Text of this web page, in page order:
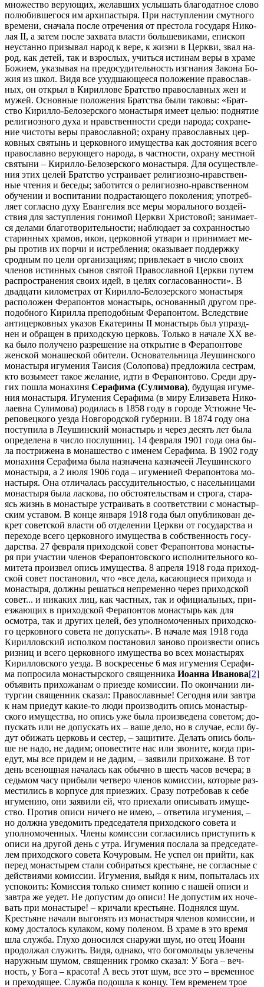
Се­ра­фи­ма (Су­ли­мо­ва), бу­ду­щая игу­ме­
ния мо­на­сты­ря. Игу­ме­ния Се­ра­фи­ма (в ми­ру Ели­за­ве­та Ни­ко­
ла­ев­на Су­ли­мо­ва) ро­ди­лась в 1858 го­ду в го­ро­де Устюжне Че­
ре­по­вец­ко­го уез­да Нов­го­род­ской гу­бер­нии. В 1874 го­ду она
по­сту­пи­ла в Ле­у­шин­ский мо­на­стырь и через де­сять лет бы­ла
опре­де­ле­на в чис­ло по­слуш­ниц. 14 фев­ра­ля 1901 го­да она бы­
ла по­стри­же­на в мо­на­ше­ство с име­нем Се­ра­фи­ма. В 1902 го­ду
мо­на­хи­ня Се­ра­фи­ма бы­ла на­зна­че­на каз­на­че­ей Ле­у­шин­ско­го
мо­на­сты­ря, а 2 июля 1906 го­да – игу­ме­ни­ей Фе­ра­пон­то­ва мо­
на­сты­ря. Она от­ли­ча­лась рас­су­ди­тель­но­стью, с на­сель­ни­ца­ми
мо­на­сты­ря бы­ла лас­ко­ва, по об­сто­я­тель­ствам и стро­га, ста­ра­
ясь жизнь в мо­на­сты­ре устра­и­вать в со­от­вет­ствии с мо­на­стыр­
ским уста­вом. В кон­це ян­ва­ря 1918 го­да был опуб­ли­ко­ван де­
крет со­вет­ской вла­сти об от­де­ле­нии Церк­ви от го­су­дар­ства и
пе­ре­хо­де все­го цер­ков­но­го иму­ще­ства в соб­ствен­ность го­су­
дар­ства. 27 фев­ра­ля при­ход­ской со­вет Фе­ра­пон­то­ва мо­на­сты­
ря при уча­стии чле­нов Фе­ра­пон­тов­ско­го ис­пол­ни­тель­но­го ко­
ми­те­та про­из­вел опись иму­ще­ства. 8 ап­ре­ля 1918 го­да при­ход­
ской со­вет по­ста­но­вил, что «все де­ла, ка­са­ю­щи­е­ся при­хо­да и
мо­на­сты­ря, долж­ны ре­шать­ся непре­мен­но через при­ход­ской
со­вет... и ни­ка­ких лиц, как част­ных, так и офи­ци­аль­ных, при­
ез­жа­ю­щих в при­ход­ской Фе­ра­пон­тов мо­на­стырь как для
осмот­ра, так и дру­гих це­лей, без упол­но­мо­чен­ных при­ход­ско­
го цер­ков­но­го со­ве­та не до­пус­кать». В на­ча­ле мая 1918 го­да
Ки­рил­лов­ский ис­пол­ком по­ста­но­вил за­но­во про­из­ве­сти опись
риз­ниц и все­го цер­ков­но­го иму­ще­ства во всех мо­на­сты­рях
Ки­рил­лов­ско­го уез­да. В вос­кре­се­нье 6 мая игу­ме­ния Се­ра­фи­
ма по­про­си­ла мо­на­стыр­ско­го свя­щен­ни­ка Иоан­на Ива­но­ва[2]
объ­явить при­хо­жа­нам о при­ез­де ко­мис­сии. По окон­ча­нии ли­
тур­гии свя­щен­ник ска­зал: Пра­во­слав­ные! Се­го­дня или зав­тра
к нам при­едут ка­кие-то лю­ди про­из­во­дить опись мо­на­стыр­
ско­го иму­ще­ства, но опись уже бы­ла про­из­ве­де­на со­ве­том; до­
пус­кать или не до­пус­кать их – ва­ше де­ло, но в слу­чае, ес­ли бу­
дут оби­жать цер­ковь и се­стер, – за­щи­ти­те. Де­лать опись боль­
ше не на­до, не да­дим; опо­ве­сти­те нас или зво­ни­те, ко­гда при­
едут, мы все при­дем и не да­дим, – за­яви­ли при­хо­жане. В тот
день все­нощ­ная на­ча­лась как обыч­но в шесть ча­сов ве­че­ра; в
седь­мом ча­су при­бы­ли чет­ве­ро чле­нов ко­мис­сии, ко­то­рые раз­
ме­сти­лись в кор­пу­се для при­ез­жих. Сра­зу по­тре­бо­вав к се­бе
игу­ме­нию, они за­яви­ли ей, что при­е­ха­ли опи­сы­вать иму­ще­
ство. Про­тив опи­си ни­че­го не имею, – от­ве­ти­ла игу­ме­ния, –
но долж­на уве­до­мить пред­се­да­те­ля при­ход­ско­го со­ве­та и
упол­но­мо­чен­ных. Чле­ны ко­мис­сии со­гла­си­лись при­сту­пить к
опи­си на дру­гой день с утра. Игу­ме­ния по­сла­ла за пред­се­да­те­
лем при­ход­ско­го со­ве­та Ко­чу­ро­вым. Не успел он прий­ти, как
пе­ред мо­на­сты­рем ста­ли со­би­рать­ся кре­стьяне, не со­глас­ные с
дей­стви­я­ми ко­мис­сии. Игу­ме­ния, вый­дя к ним, по­пы­та­лась их
успо­ко­ить: Ко­мис­сия толь­ко сни­мет ко­пию с на­шей опи­си и
зав­тра же уедет. Не до­пу­стим до опи­си! Не до­пу­стим их но­че­
вать при мо­на­сты­ре! – кри­ча­ли кре­стьяне. Под­нял­ся шум.
Кре­стьяне на­ча­ли вы­го­нять из мо­на­сты­ря чле­нов ко­мис­сии, и
ко­му до­ста­лось ку­ла­ком, ко­му по­ле­ном. В хра­ме в это вре­мя
шла служ­ба. Глу­хо до­но­сил­ся сна­ру­жи шум, но отец Иоанн
про­дол­жал слу­жить. Ви­дя, од­на­ко, что бо­го­моль­цы увле­че­ны
на­руж­ным шу­мом, свя­щен­ник гром­ко ска­зал: У Бо­га – веч­
ность, у Бо­га – кра­со­та! А весь этот шум, все это – вре­мен­ное
и пре­хо­дя­щее. Служ­ба по­до­шла к кон­цу. Тем вре­ме­нем трое